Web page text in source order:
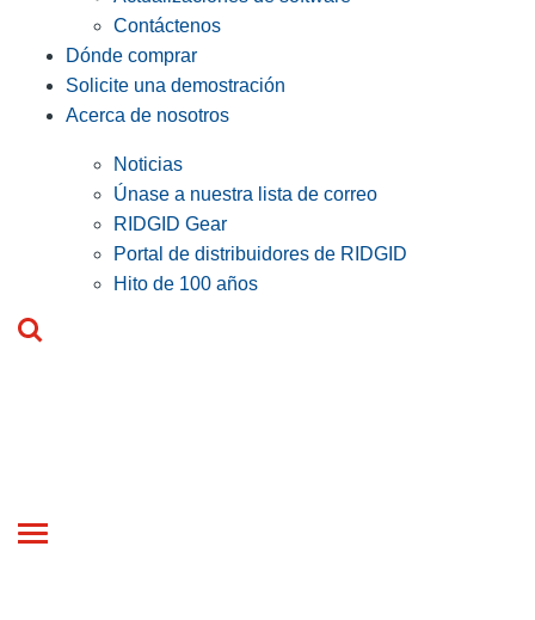
Contáctenos
Dónde comprar
Solicite una demostración
Acerca de nosotros
Noticias
Únase a nuestra lista de correo
RIDGID Gear
Portal de distribuidores de RIDGID
Hito de 100 años
Toggle